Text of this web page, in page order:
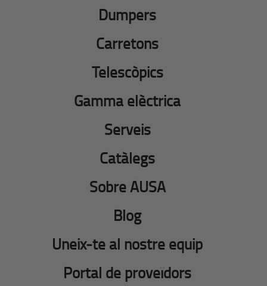
Dumpers
Carretons
Telescòpics
Gamma elèctrica
Serveis
Catàlegs
Sobre AUSA
Blog
Uneix-te al nostre equip
Portal de proveïdors